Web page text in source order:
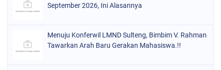
September 2026, Ini Alasannya
Menuju Konferwil LMND Sulteng, Bimbim V. Rahman
Tawarkan Arah Baru Gerakan Mahasiswa.!!